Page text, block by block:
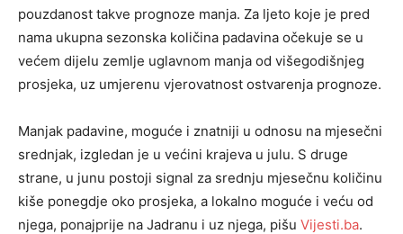
pouzdanost takve prognoze manja. Za ljeto koje je pred
nama ukupna sezonska količina padavina očekuje se u
većem dijelu zemlje uglavnom manja od višegodišnjeg
prosjeka, uz umjerenu vjerovatnost ostvarenja prognoze.
Manjak padavine, moguće i znatniji u odnosu na mjesečni
srednjak, izgledan je u većini krajeva u julu. S druge
strane, u junu postoji signal za srednju mjesečnu količinu
kiše ponegdje oko prosjeka, a lokalno moguće i veću od
njega, ponajprije na Jadranu i uz njega, pišu Vijesti.ba.